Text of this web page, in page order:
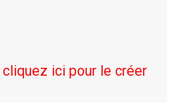
cliquez ici pour le créer